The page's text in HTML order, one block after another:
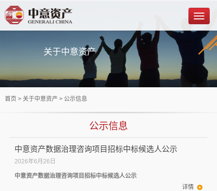
关于中意资产
首页 > 关于中意资产 > 公示信息
公示信息
中意资产数据治理咨询项目招标中标候选人公示
2026年6月26日
中意资产数据治理咨询项目招标中标候选人公示
详情